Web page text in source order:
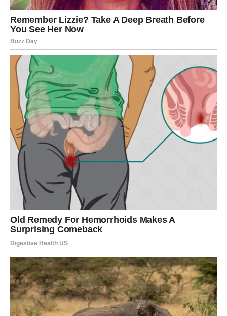
Može doći do odluke koju niste očekivali – vašu ili tuđu.
Ali ta odluka vas gura napred. Sudbina vam ne oduzima
mir, ona vam vraća život.
2) Promena koja vas vraća sebi.
Bik u ovom periodu shvata: više ne može živeti po tuđim
pravilima, tuđim očekivanjima ili u priči u kojoj se stalno
dokazuje.
3) Nova vrata se otvaraju kad jedna vrata zalupite.
Ovo su dani kada se dešava ono čuveno: kad nešto
izgleda kao kraj, zapravo je početak.
Ljubav za Bika: ili istinski, ili nikako
Ako ste u vezi, naredni dani donose moment istine:
da li ste voljeni onako kako zaslužujete,
da li dobijate sigurnost ili samo obećanja,
da li ste partneri ili ste sami u vezi.